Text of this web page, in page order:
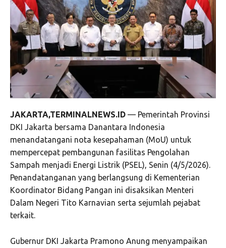
JAKARTA,TERMINALNEWS.ID — Pemerintah Provinsi
DKI Jakarta bersama Danantara Indonesia
menandatangani nota kesepahaman (MoU) untuk
mempercepat pembangunan fasilitas Pengolahan
Sampah menjadi Energi Listrik (PSEL), Senin (4/5/2026).
Penandatanganan yang berlangsung di Kementerian
Koordinator Bidang Pangan ini disaksikan Menteri
Dalam Negeri Tito Karnavian serta sejumlah pejabat
terkait.
Gubernur DKI Jakarta Pramono Anung menyampaikan